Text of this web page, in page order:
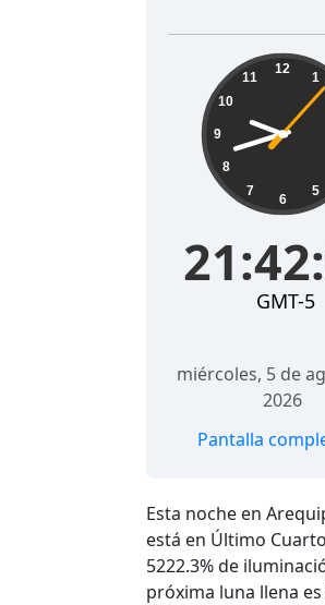
Esta noche en
está en Último
5222.3% de
próxima luna llena es
21:42:08 12
1
5
6
7
8
9
10
11
GMT-5
miércoles, 5 de
2026
Pantalla